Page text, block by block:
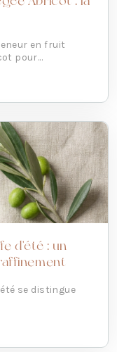
en fruit
pour...
d'été : un
se distingue